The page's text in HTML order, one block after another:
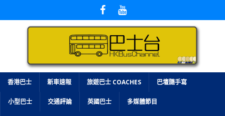
香港巴士 新車速報 旅遊巴士 COACHES 巴壇隨手寫
小型巴士 交通評論 英國巴士 多媒體節目